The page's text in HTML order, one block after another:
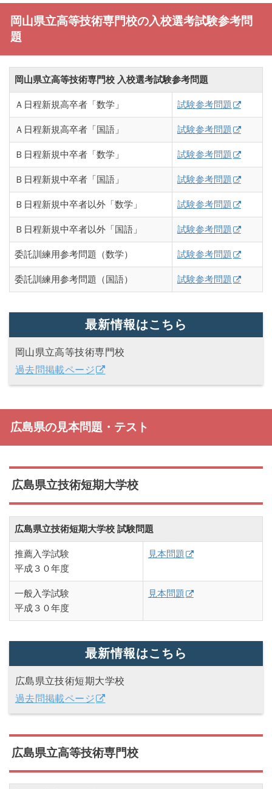
岡山県立高等技術専門校の入校選考試験参考問
題
岡山県立高等技術専門校 入校選考試験参考問題
Ａ日程新規高卒者「数学」 試験参考問題
Ａ日程新規高卒者「国語」 試験参考問題
Ｂ日程新規中卒者「数学」 試験参考問題
Ｂ日程新規中卒者「国語」 試験参考問題
Ｂ日程新規中卒者以外「数学」 試験参考問題
Ｂ日程新規中卒者以外「国語」 試験参考問題
委託訓練用参考問題（数学） 試験参考問題
委託訓練用参考問題（国語） 試験参考問題
最新情報はこちら
岡山県立高等技術専門校
過去問掲載ページ
広島県の見本問題・テスト
広島県立技術短期大学校
広島県立技術短期大学校 試験問題
推薦入学試験
平成３０年度
見本問題
一般入学試験
平成３０年度
見本問題
最新情報はこちら
広島県立技術短期大学校
過去問掲載ページ
広島県立高等技術専門校